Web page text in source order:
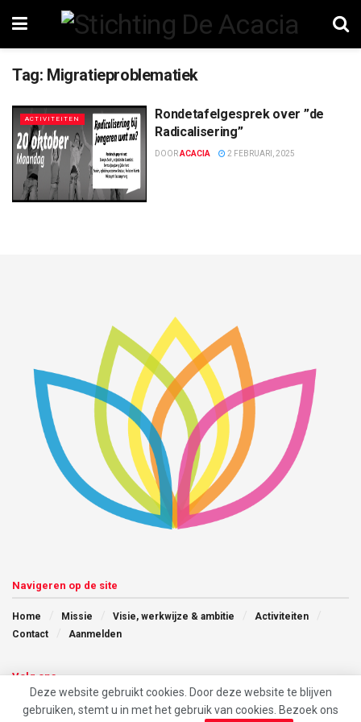
Tag: Migratieproblematiek
ACTIVITEITEN
Rondetafelgesprek over ”de
Radicalisering”
DOORACACIA 2 FEBRUARI, 2025
Navigeren op de site
Home Missie Visie, werkwijze & ambitie
Activiteiten
Contact
Aanmelden
Volg ons
Deze website gebruikt cookies. Door deze website te blijven
gebruiken, stemt u in met het gebruik van cookies. Bezoek ons